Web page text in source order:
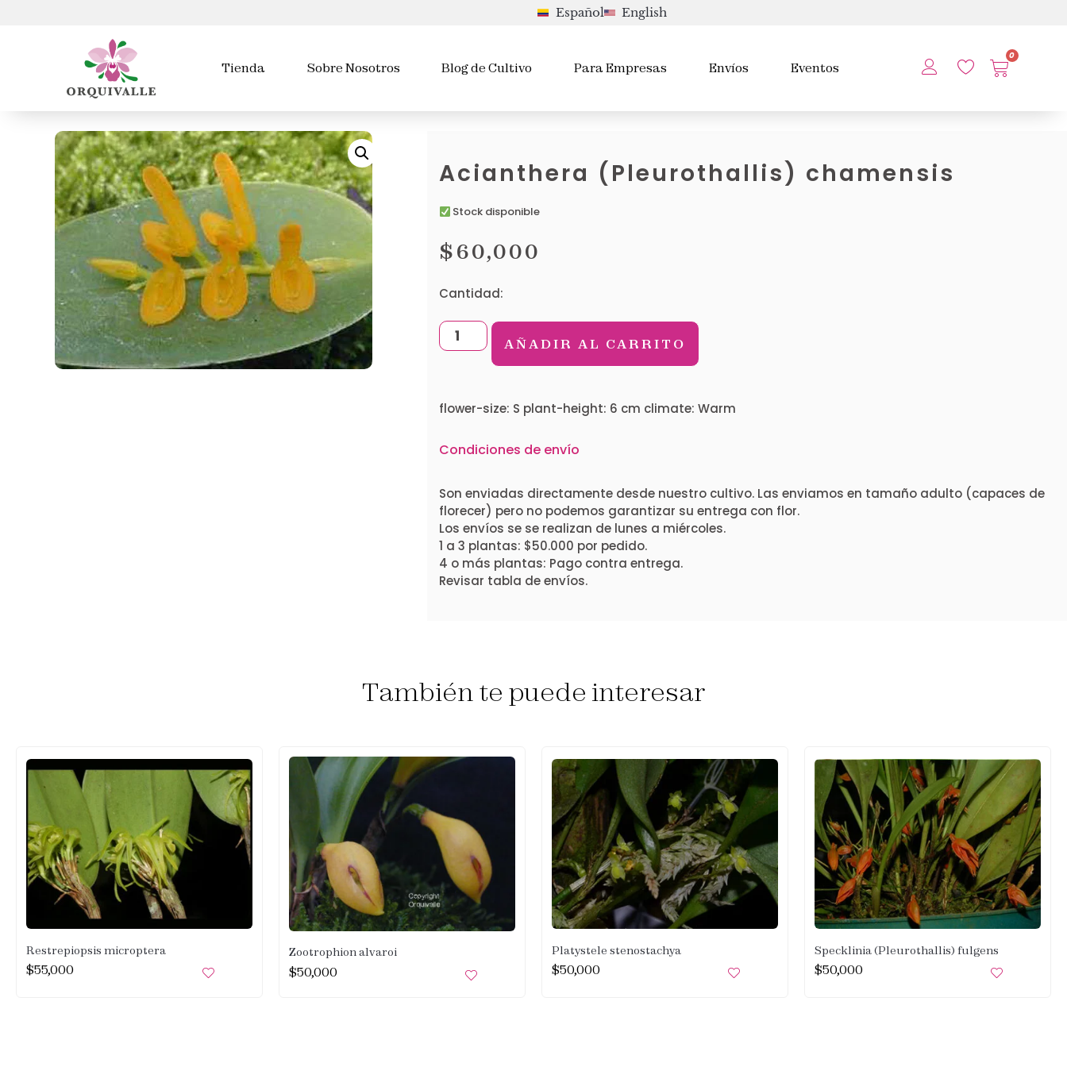
Español English
Tienda Sobre Nosotros Blog de Cultivo Para Empresas Envíos Eventos
0
Acianthera (Pleurothallis) chamensis
Stock disponible
$60,000
Cantidad:
AÑADIR AL CARRITO
flower-size: S plant-height: 6 cm climate: Warm
Condiciones de envío
Son enviadas directamente desde nuestro cultivo. Las enviamos en tamaño adulto (capaces de
florecer) pero no podemos garantizar su entrega con flor.
Los envíos se se realizan de lunes a miércoles.
1 a 3 plantas: $50.000 por pedido.
4 o más plantas: Pago contra entrega.
Revisar tabla de envíos.
También te puede interesar
Restrepiopsis microptera
$55,000
Zootrophion alvaroi
$50,000
Platystele stenostachya
$50,000
Specklinia (Pleurothallis) fulgens
$50,000